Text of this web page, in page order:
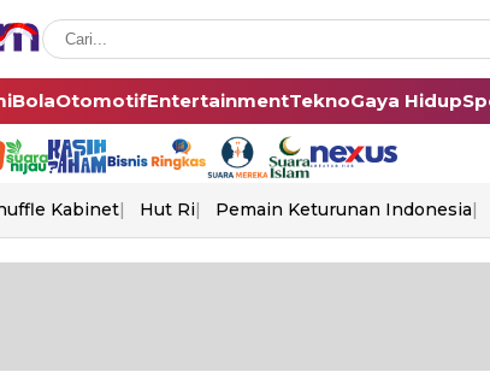
BolaOtomotifEntertainmentTeknoGaya Hidup
Kabinet Hut Ri Pemain Keturunan Indonesia